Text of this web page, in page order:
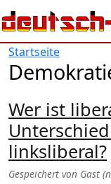
Direkt zum Inhalt
Startseite
Wer ist
linksliberal?
Gespeichert von Gast